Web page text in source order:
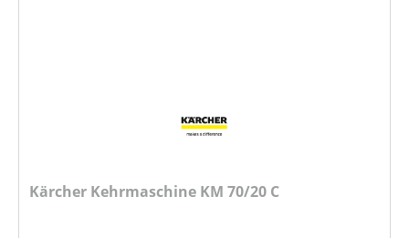
Kärcher Kehrmaschine KM 70/20 C